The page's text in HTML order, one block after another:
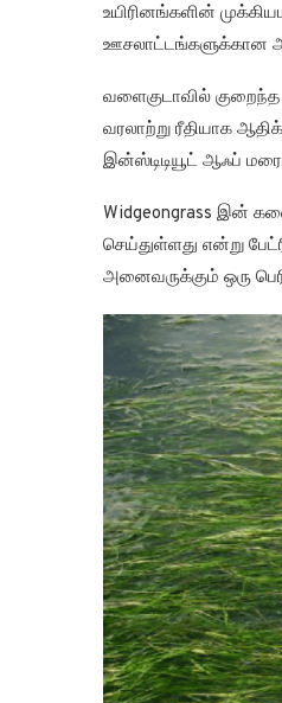
உயிரினங்களின்
ஊசலாட்டங்களுக்கான
வளைகுடாவில் குறைந்த
வரலாற்று ரீதியாக
இன்ஸ்டிடியூட் ஆஃப்
Widgeongrass இன்
செய்துள்ளது என்று
அனைவருக்கும் ஒரு